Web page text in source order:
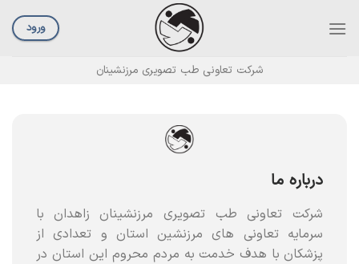
ورود
شرکت تعاونی طب تصویری مرزنشینان
درباره ما
شرکت تعاونی طب تصویری مرزنشینان زاهدان با
سرمایه تعاونی های مرزنشین استان و تعدادی از
پزشکان با هدف خدمت به مردم محروم این استان در